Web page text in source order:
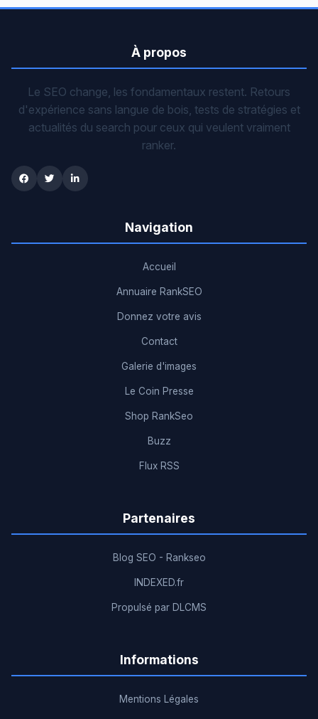
À propos
Le SEO change, les fondamentaux restent. Retours
d'expérience sans langue de bois, tests de stratégies et
actualités du search pour ceux qui veulent vraiment
ranker.
Navigation
Accueil
Annuaire RankSEO
Donnez votre avis
Contact
Galerie d'images
Le Coin Presse
Shop RankSeo
Buzz
Flux RSS
Partenaires
Blog SEO - Rankseo
INDEXED.fr
Propulsé par DLCMS
Informations
Mentions Légales